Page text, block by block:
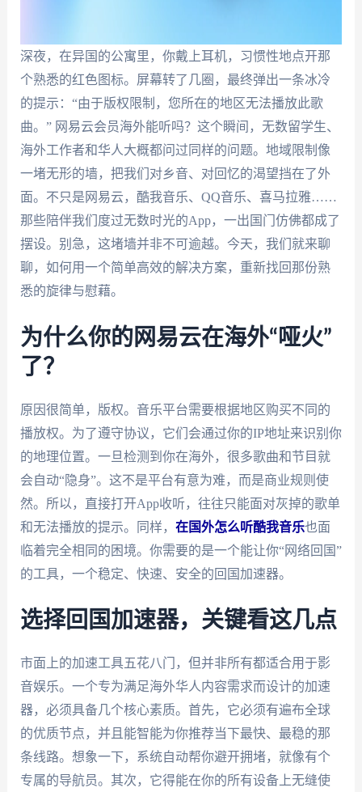
深夜，在异国的公寓里，你戴上耳机，习惯性地点开那
个熟悉的红色图标。屏幕转了几圈，最终弹出一条冰冷
的提示：“由于版权限制，您所在的地区无法播放此歌
曲。” 网易云会员海外能听吗？这个瞬间，无数留学生、
海外工作者和华人大概都问过同样的问题。地域限制像
一堵无形的墙，把我们对乡音、对回忆的渴望挡在了外
面。不只是网易云，酷我音乐、QQ音乐、喜马拉雅……
那些陪伴我们度过无数时光的App，一出国门仿佛都成了
摆设。别急，这堵墙并非不可逾越。今天，我们就来聊
聊，如何用一个简单高效的解决方案，重新找回那份熟
悉的旋律与慰藉。
为什么你的网易云在海外“哑火”
了？
原因很简单，版权。音乐平台需要根据地区购买不同的
播放权。为了遵守协议，它们会通过你的IP地址来识别你
的地理位置。一旦检测到你在海外，很多歌曲和节目就
会自动“隐身”。这不是平台有意为难，而是商业规则使
然。所以，直接打开App收听，往往只能面对灰掉的歌单
和无法播放的提示。同样， 在国外怎么听酷我音乐也面
临着完全相同的困境。你需要的是一个能让你“网络回国”
的工具，一个稳定、快速、安全的回国加速器。
选择回国加速器，关键看这几点
市面上的加速工具五花八门，但并非所有都适合用于影
音娱乐。一个专为满足海外华人内容需求而设计的加速
器，必须具备几个核心素质。首先，它必须有遍布全球
的优质节点，并且能智能为你推荐当下最快、最稳的那
条线路。想象一下，系统自动帮你避开拥堵，就像有个
专属的导航员。其次，它得能在你的所有设备上无缝使